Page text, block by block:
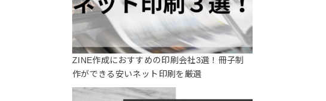
ZINE作成におすすめの印刷会社3選！冊子制
作ができる安いネット印刷を厳選